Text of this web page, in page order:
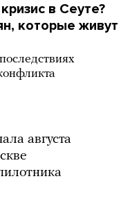
в Сеуте?
которые живут
августа